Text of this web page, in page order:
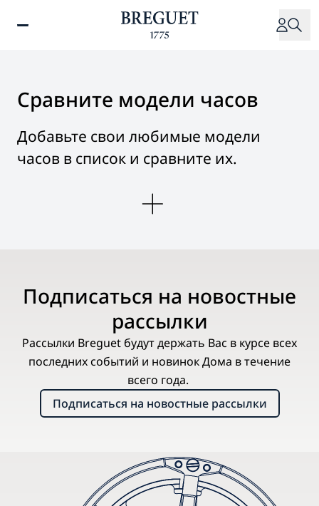
Сравните модели часов
Добавьте свои любимые модели
часов в список и сравните их.
Подписаться на новостные
рассылки
Рассылки Breguet будут держать Вас в курсе всех
последних событий и новинок Дома в течение
всего года.
Подписаться на новостные рассылки